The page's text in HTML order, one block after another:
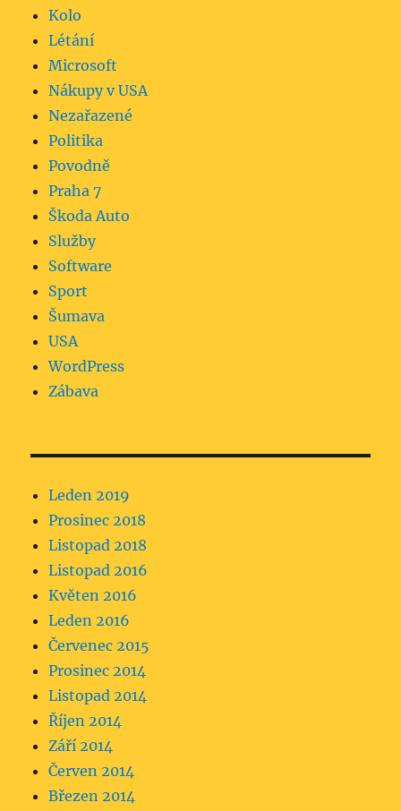
Kolo
Létání
Microsoft
Nákupy v USA
Nezařazené
Politika
Povodně
Praha 7
Škoda Auto
Služby
Software
Sport
Šumava
USA
WordPress
Zábava
Leden 2019
Prosinec 2018
Listopad 2018
Listopad 2016
Květen 2016
Leden 2016
Červenec 2015
Prosinec 2014
Listopad 2014
Říjen 2014
Září 2014
Červen 2014
Březen 2014